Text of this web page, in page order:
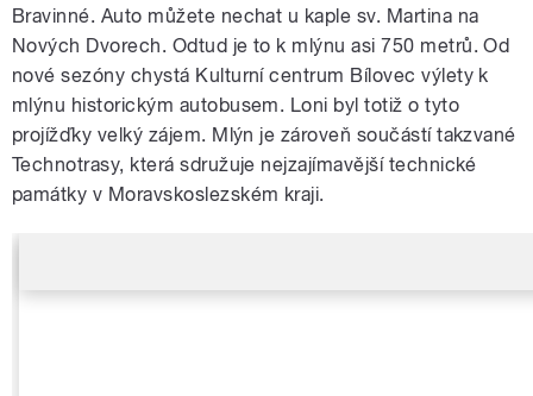
Bravinné. Auto můžete nechat u kaple sv. Martina na
Nových Dvorech. Odtud je to k mlýnu asi 750 metrů. Od
nové sezóny chystá Kulturní centrum Bílovec výlety k
mlýnu historickým autobusem. Loni byl totiž o tyto
projížďky velký zájem. Mlýn je zároveň součástí takzvané
Technotrasy, která sdružuje nejzajímavější technické
památky v Moravskoslezském kraji.